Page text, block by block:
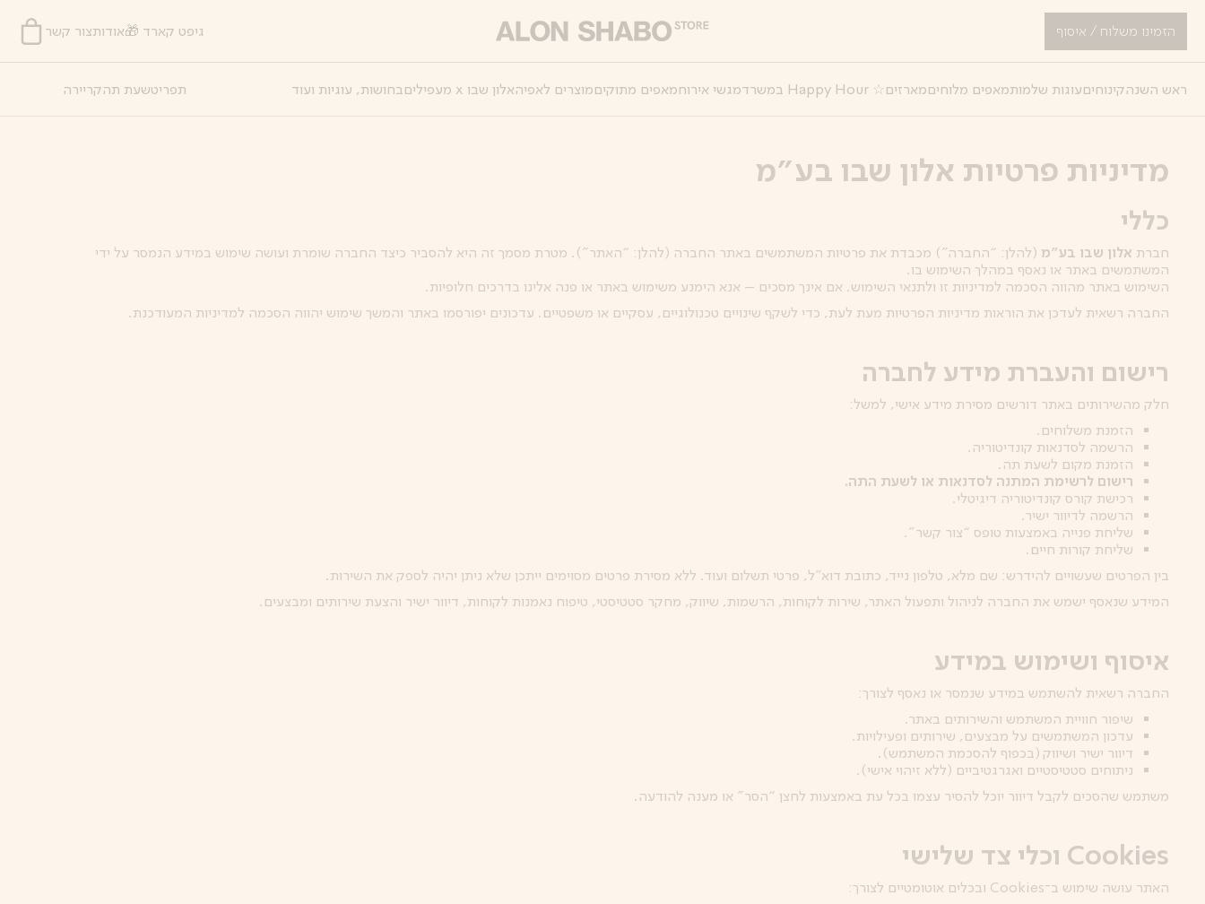
לתוכן
המרכזי
הזמינו משלוח / איסוף גיפט קארד 🎁אודותצור קשר
ראש השנהקינוחיםעוגות שלמותמאפים מלוחיםמארזים ☆ Happy Hour במשרד מגשי אירוחמאפים מתוקיםמוצרים לאפיהאלון שבו x מעפילים בחושות, עוגיות ועוד תפריטשעת תהקריירה
מדיניות פרטיות אלון שבו בע״מ
כללי
חברת אלון שבו בע״מ (להלן: “החברה”) מכבדת את פרטיות המשתמשים באתר החברה (להלן: “האתר”). מטרת מסמך זה היא להסביר כיצד החברה שומרת ועושה שימוש במידע הנמסר על ידי
המשתמשים באתר או נאסף במהלך השימוש בו.
השימוש באתר מהווה הסכמה למדיניות זו ולתנאי השימוש. אם אינך מסכים – אנא הימנע משימוש באתר או פנה אלינו בדרכים חלופיות.
החברה רשאית לעדכן את הוראות מדיניות הפרטיות מעת לעת, כדי לשקף שינויים טכנולוגיים, עסקיים או משפטיים. עדכונים יפורסמו באתר והמשך שימוש יהווה הסכמה למדיניות המעודכנת.
רישום והעברת מידע לחברה
חלק מהשירותים באתר דורשים מסירת מידע אישי, למשל:
הזמנת משלוחים.
הרשמה לסדנאות קונדיטוריה.
הזמנת מקום לשעת תה.
רישום לרשימת המתנה לסדנאות או לשעת התה.
רכישת קורס קונדיטוריה דיגיטלי.
הרשמה לדיוור ישיר.
שליחת פנייה באמצעות טופס “צור קשר”.
שליחת קורות חיים.
בין הפרטים שעשויים להידרש: שם מלא, טלפון נייד, כתובת דוא”ל, פרטי תשלום ועוד. ללא מסירת פרטים מסוימים ייתכן שלא ניתן יהיה לספק את השירות.
המידע שנאסף ישמש את החברה לניהול ותפעול האתר, שירות לקוחות, הרשמות, שיווק, מחקר סטטיסטי, טיפוח נאמנות לקוחות, דיוור ישיר והצעת שירותים ומבצעים.
איסוף ושימוש במידע
החברה רשאית להשתמש במידע שנמסר או נאסף לצורך:
שיפור חוויית המשתמש והשירותים באתר.
עדכון המשתמשים על מבצעים, שירותים ופעילויות.
דיוור ישיר ושיווק (בכפוף להסכמת המשתמש).
ניתוחים סטטיסטיים ואגרגטיביים (ללא זיהוי אישי).
משתמש שהסכים לקבל דיוור יוכל להסיר עצמו בכל עת באמצעות לחצן “הסר” או מענה להודעה.
Cookies וכלי צד שלישי
האתר עושה שימוש ב־Cookies ובכלים אוטומטיים לצורך: